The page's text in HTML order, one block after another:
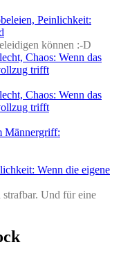
Peinlichkeit:
können :-D
Chaos: Wenn das
trifft
Chaos: Wenn das
trifft
Männergriff:
Wenn die eigene
Und für eine